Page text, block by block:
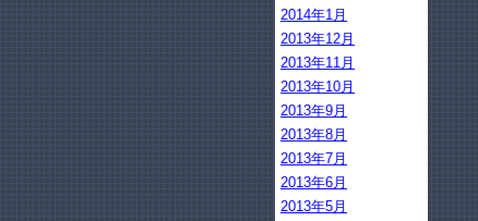
2014年1月
2013年12月
2013年11月
2013年10月
2013年9月
2013年8月
2013年7月
2013年6月
2013年5月